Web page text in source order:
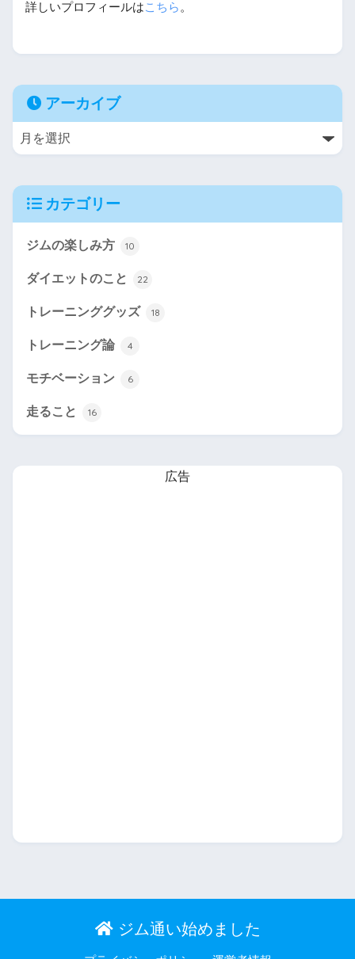
詳しいプロフィールはこちら。
アーカイブ
カテゴリー
ジムの楽しみ方 10
ダイエットのこと 22
トレーニンググッズ 18
トレーニング論 4
モチベーション 6
走ること 16
広告
ジム通い始めました